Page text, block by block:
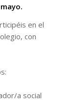
en el
con
a social